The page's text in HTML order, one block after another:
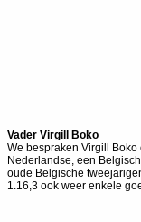
Vader Virgill Boko
We bespraken Virgill
Nederlandse, een
oude Belgische
1.16,3 ook weer enkele